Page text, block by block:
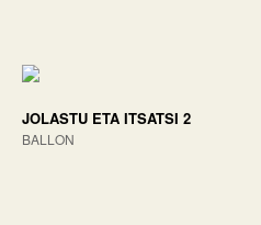
JOLASTU ETA ITSATSI 2
BALLON